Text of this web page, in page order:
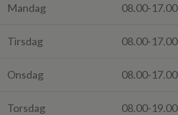
Mandag 08.00-17.00
Tirsdag 08.00-17.00
Onsdag 08.00-17.00
Torsdag 08.00-19.00